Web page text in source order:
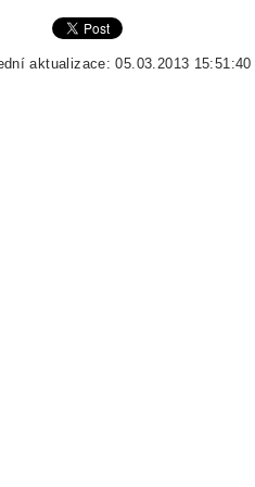
aktualizace: 05.03.2013 15:51:40